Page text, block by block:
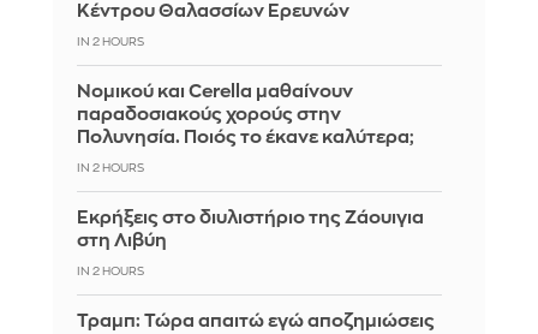
Κέντρου Θαλασσίων Ερευνών
IN 2 HOURS
Νομικού και Cerella μαθαίνουν
παραδοσιακούς χορούς στην
Πολυνησία. Ποιός το έκανε καλύτερα;
IN 2 HOURS
Εκρήξεις στο διυλιστήριο της Ζάουιγια
στη Λιβύη
IN 2 HOURS
Τραμπ: Τώρα απαιτώ εγώ αποζημιώσεις